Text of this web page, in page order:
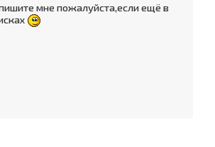
мне пожалуйста,если ещё в